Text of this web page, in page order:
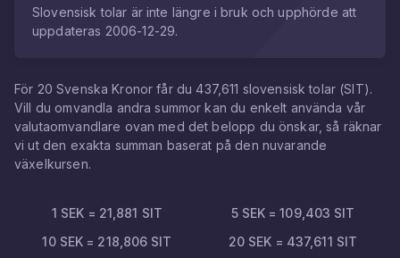
Slovensisk tolar är inte längre i bruk och upphörde att
uppdateras 2006-12-29.
För 20 Svenska Kronor får du437,611 slovensisk tolar (SIT).
Vill du omvandla andra summor kan du enkelt använda vår
valutaomvandlare ovan med det belopp du önskar, så räknar
vi ut den exakta summan baserat på den nuvarande
växelkursen.
1 SEK = 21,881 SIT 5 SEK =109,403 SIT
10 SEK = 218,806 SIT 20 SEK = 437,611 SIT